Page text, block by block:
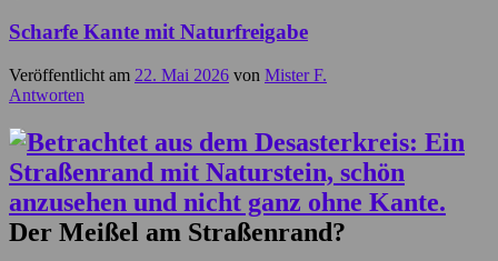
Scharfe Kante mit Naturfreigabe
Veröffentlicht am 22. Mai 2026 von Mister F.
Antworten
Der Meißel am Straßenrand?